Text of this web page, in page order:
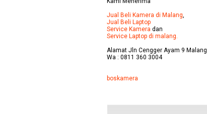
Jual Beli Kamera di Malang
Jual Beli Laptop
Service Kamera dan
Service Laptop di malang.
Alamat Jln Cengger Ayam 9 Malang
Wa : 0811 360 3004
boskamera